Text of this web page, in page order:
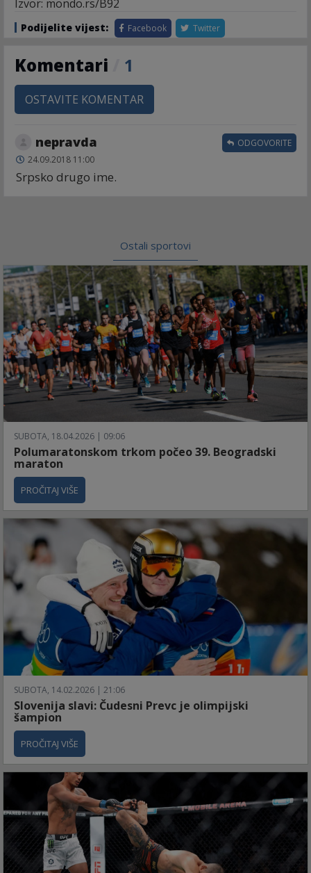
Izvor: mondo.rs/B92
Podijelite vijest: Facebook Twitter
Komentari 1
OSTAVITE KOMENTAR
nepravda
24.09.2018 11:00
Srpsko drugo ime.
ODGOVORITE
Ostali sportovi
SUBOTA, 18.04.2026 | 09:06
Polumaratonskom trkom počeo 39. Beogradski
maraton
PROČITAJ VIŠE
SUBOTA, 14.02.2026 | 21:06
Slovenija slavi: Čudesni Prevc je olimpijski
šampion
PROČITAJ VIŠE